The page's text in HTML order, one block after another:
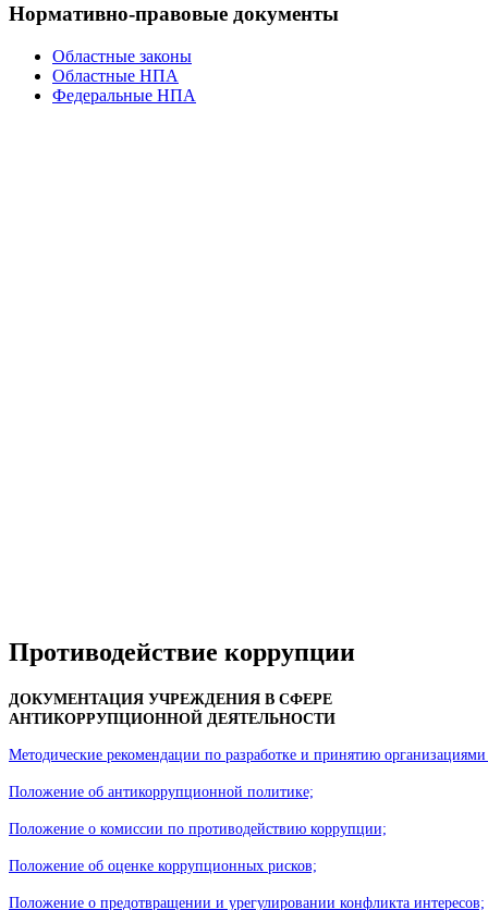
Нормативно-правовые документы
Областные законы
Областные НПА
Федеральные НПА
Противодействие коррупции
ДОКУМЕНТАЦИЯ УЧРЕЖДЕНИЯ В СФЕРЕ
АНТИКОРРУПЦИОННОЙ ДЕЯТЕЛЬНОСТИ
Методические рекомендации по разработке и принятию
Положение об антикоррупционной политике;
Положение о комиссии по противодействию коррупции;
Положение об оценке коррупционных рисков;
Положение о предотвращении и урегулировании конфликта интересов;